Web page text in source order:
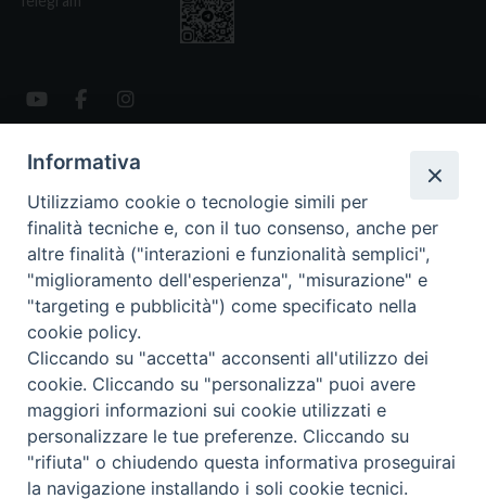
CONTATTI
Via San Giovanni Eudes 25, Roma
06. 661.30.39
fsp@paoline.org
- Privacy Policy
- Cookie Policy
- Aggiorna Preferenze Cookies
Copyright © 2025 Capitolo Generale FSP 2025
Informativa
Utilizziamo cookie o tecnologie simili per
finalità tecniche e, con il tuo consenso, anche per
altre finalità ("interazioni e funzionalità semplici",
"miglioramento dell'esperienza", "misurazione" e
"targeting e pubblicità") come specificato nella
cookie policy.
Cliccando su "accetta" acconsenti all'utilizzo dei
cookie. Cliccando su "personalizza" puoi avere
maggiori informazioni sui cookie utilizzati e
personalizzare le tue preferenze. Cliccando su
"rifiuta" o chiudendo questa informativa proseguirai
la navigazione installando i soli cookie tecnici.